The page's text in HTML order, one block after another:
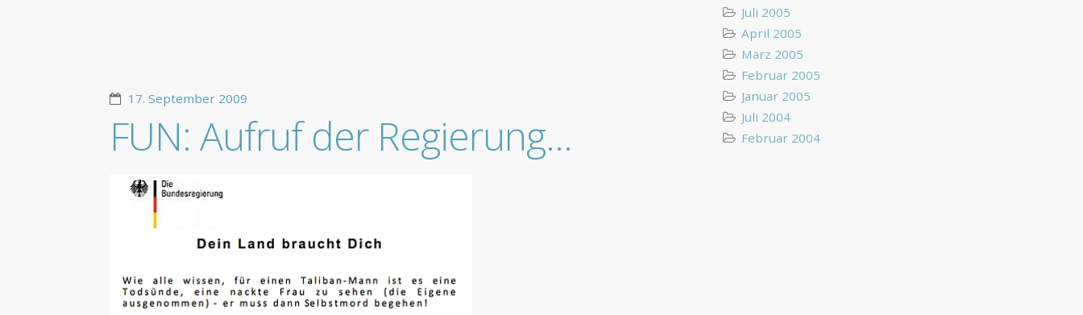
17. September 2009
FUN: Aufruf der Regierung…
Juli 2005
April 2005
März 2005
Februar 2005
Januar 2005
Juli 2004
Februar 2004